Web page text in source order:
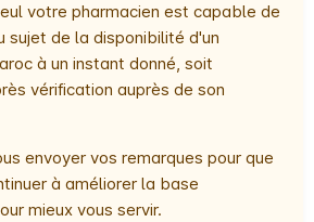
votre pharmacien est capable de
sujet de la disponibilité d'un
à un instant donné, soit
vérification auprès de son
envoyer vos remarques pour que
à améliorer la base
mieux vous servir.